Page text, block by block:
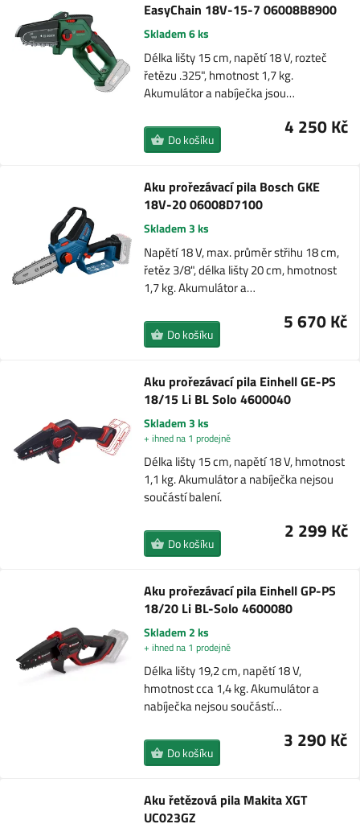
EasyChain 18V-15-7 06008B8900
Skladem 6 ks
Délka lišty 15 cm, napětí 18 V, rozteč
řetězu .325", hmotnost 1,7 kg.
Akumulátor a nabíječka jsou…
4 250 Kč
Do košíku
Aku prořezávací pila Bosch GKE
18V-20 06008D7100
Skladem 3 ks
Napětí 18 V, max. průměr střihu 18 cm,
řetěz 3/8", délka lišty 20 cm, hmotnost
1,7 kg. Akumulátor a…
5 670 Kč
Do košíku
Aku prořezávací pila Einhell GE-PS
18/15 Li BL Solo 4600040
Skladem 3 ks
+ ihned na 1 prodejně
Délka lišty 15 cm, napětí 18 V, hmotnost
1,1 kg. Akumulátor a nabíječka nejsou
součástí balení.
2 299 Kč
Do košíku
Aku prořezávací pila Einhell GP-PS
18/20 Li BL-Solo 4600080
Skladem 2 ks
+ ihned na 1 prodejně
Délka lišty 19,2 cm, napětí 18 V,
hmotnost cca 1,4 kg. Akumulátor a
nabíječka nejsou součástí…
3 290 Kč
Do košíku
Aku řetězová pila Makita XGT
UC023GZ